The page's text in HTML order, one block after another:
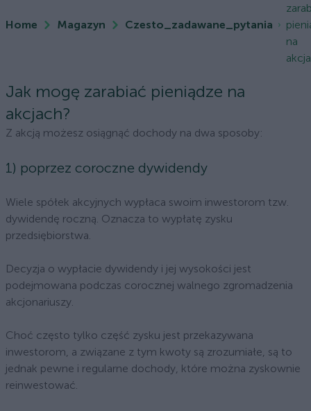
Home Magazyn Czesto_zadawane_pytania
na
Jak mogę zarabiać pieniądze na
akcjach?
Z akcją możesz osiągnąć dochody na dwa sposoby:
1) poprzez coroczne dywidendy
Wiele spółek akcyjnych wypłaca swoim inwestorom tzw.
dywidendę roczną. Oznacza to wypłatę zysku
przedsiębiorstwa.
Decyzja o wypłacie dywidendy i jej wysokości jest
podejmowana podczas corocznej walnego zgromadzenia
akcjonariuszy.
Choć często tylko część zysku jest przekazywana
inwestorom, a związane z tym kwoty są zrozumiałe, są to
jednak pewne i regularne dochody, które można zyskownie
reinwestować.